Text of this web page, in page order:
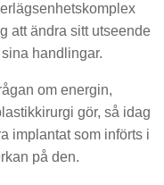
att ändra sitt utseende
handlingar.
om energin,
gör, så idag
implantat som införts i
på den.